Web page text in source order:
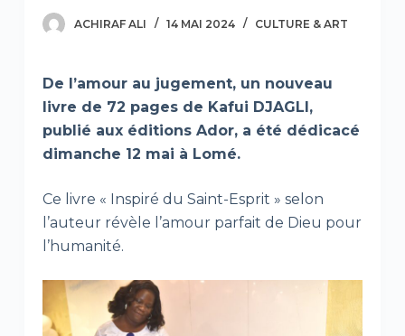
ACHIRAF ALI 14 MAI 2024 CULTURE & ART
De l’amour au jugement, un nouveau
livre de 72 pages de Kafui DJAGLI,
publié aux éditions Ador, a été dédicacé
dimanche 12 mai à Lomé.
Ce livre « Inspiré du Saint-Esprit » selon
l’auteur révèle l’amour parfait de Dieu pour
l’humanité.